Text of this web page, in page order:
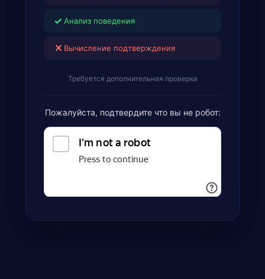
✓ Анализ поведения
✕ Вычисление подтверждения
Требуется дополнительная проверка
Пожалуйста, подтвердите что вы не робот: